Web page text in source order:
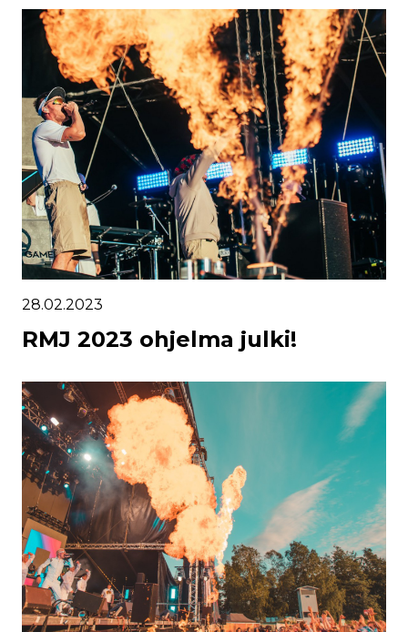
28.02.2023
RMJ 2023 ohjelma julki!